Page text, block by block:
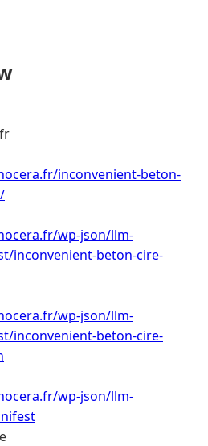
inconvenient-beton-
wp-json/llm-
inconvenient-beton-cire-
wp-json/llm-
inconvenient-beton-cire-
wp-json/llm-